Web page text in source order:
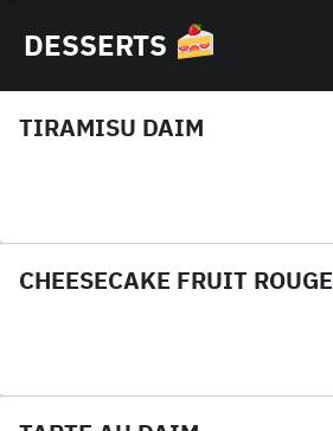
DESSERTS
TIRAMISU DAIM
CHEESECAKE FRUIT ROUGE